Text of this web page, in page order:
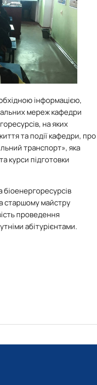
інформацією,
мереж кафедри
на яких
та події кафедри, про
транспорт», яка
курси підготовки
біоенергоресурсів
старшому майстру
проведення
абітурієнтами.